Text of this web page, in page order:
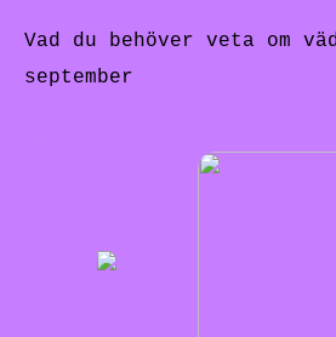
Vad du behöver veta om
september